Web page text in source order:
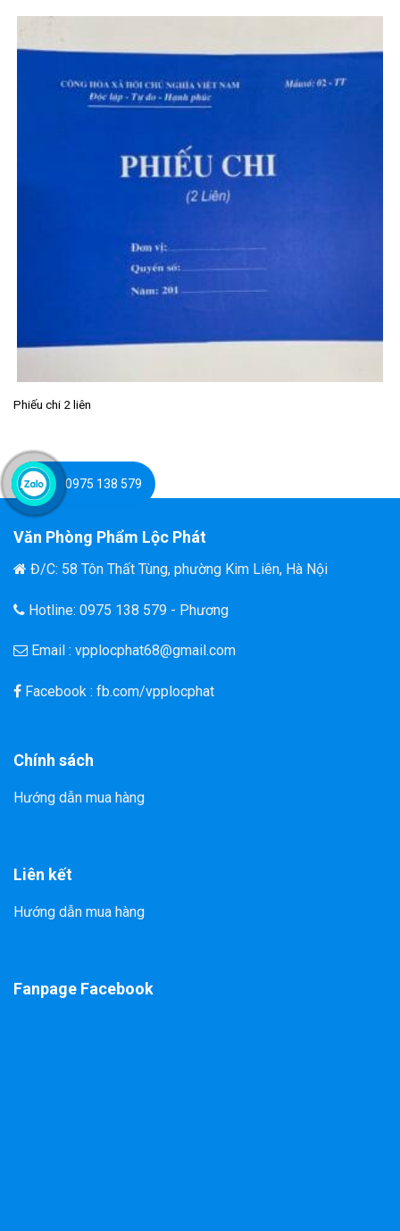
Phiếu chi 2 liên
Văn Phòng Phẩm Lộc Phát
Đ/C: 58 Tôn Thất Tùng, phường Kim Liên, Hà Nội
Hotline: 0975 138 579 - Phương
Email : vpplocphat68@gmail.com
Facebook : fb.com/vpplocphat
Chính sách
Hướng dẫn mua hàng
Liên kết
Hướng dẫn mua hàng
Fanpage Facebook
0975 138 579